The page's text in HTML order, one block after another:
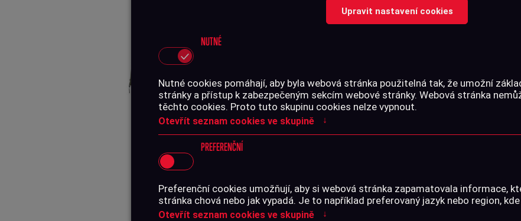
Upravit nastavení cookies
NUTNÉ
Nutné cookies pomáhají, aby byla webová stránka použitelná tak, že umožní
stránky a přístup k zabezpečeným sekcím webové stránky. Webová stránka
těchto cookies. Proto tuto skupinu cookies nelze vypnout.
Otevřít seznam cookies ve skupině ↓
PREFERENČNÍ
Preferenční cookies umožňují, aby si webová stránka zapamatovala informace,
stránka chová nebo jak vypadá. Je to například preferovaný jazyk nebo region,
Otevřít seznam cookies ve skupině ↓
Nylonové pouzdro